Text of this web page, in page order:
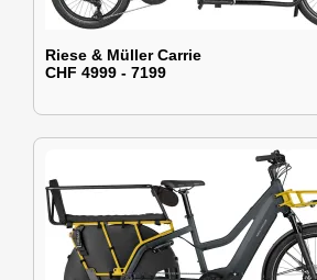
Riese & Müller Carrie
CHF 4999 - 7199